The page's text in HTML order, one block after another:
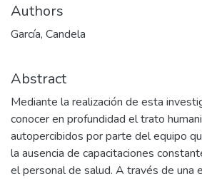
Authors
García, Candela
Abstract
Mediante la realización de esta
conocer en profundidad el trato
autopercibidos por parte del equipo
la ausencia de capacitaciones
el personal de salud. A través de una